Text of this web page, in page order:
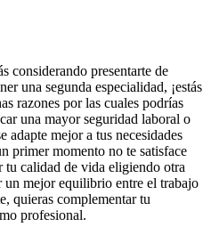
considerando presentarte de
una segunda especialidad, ¡estás
razones por las cuales podrías
una mayor seguridad laboral o
adapte mejor a tus necesidades
primer momento no te satisface
tu calidad de vida eligiendo otra
un mejor equilibrio entre el trabajo
quieras complementar tu
profesional.